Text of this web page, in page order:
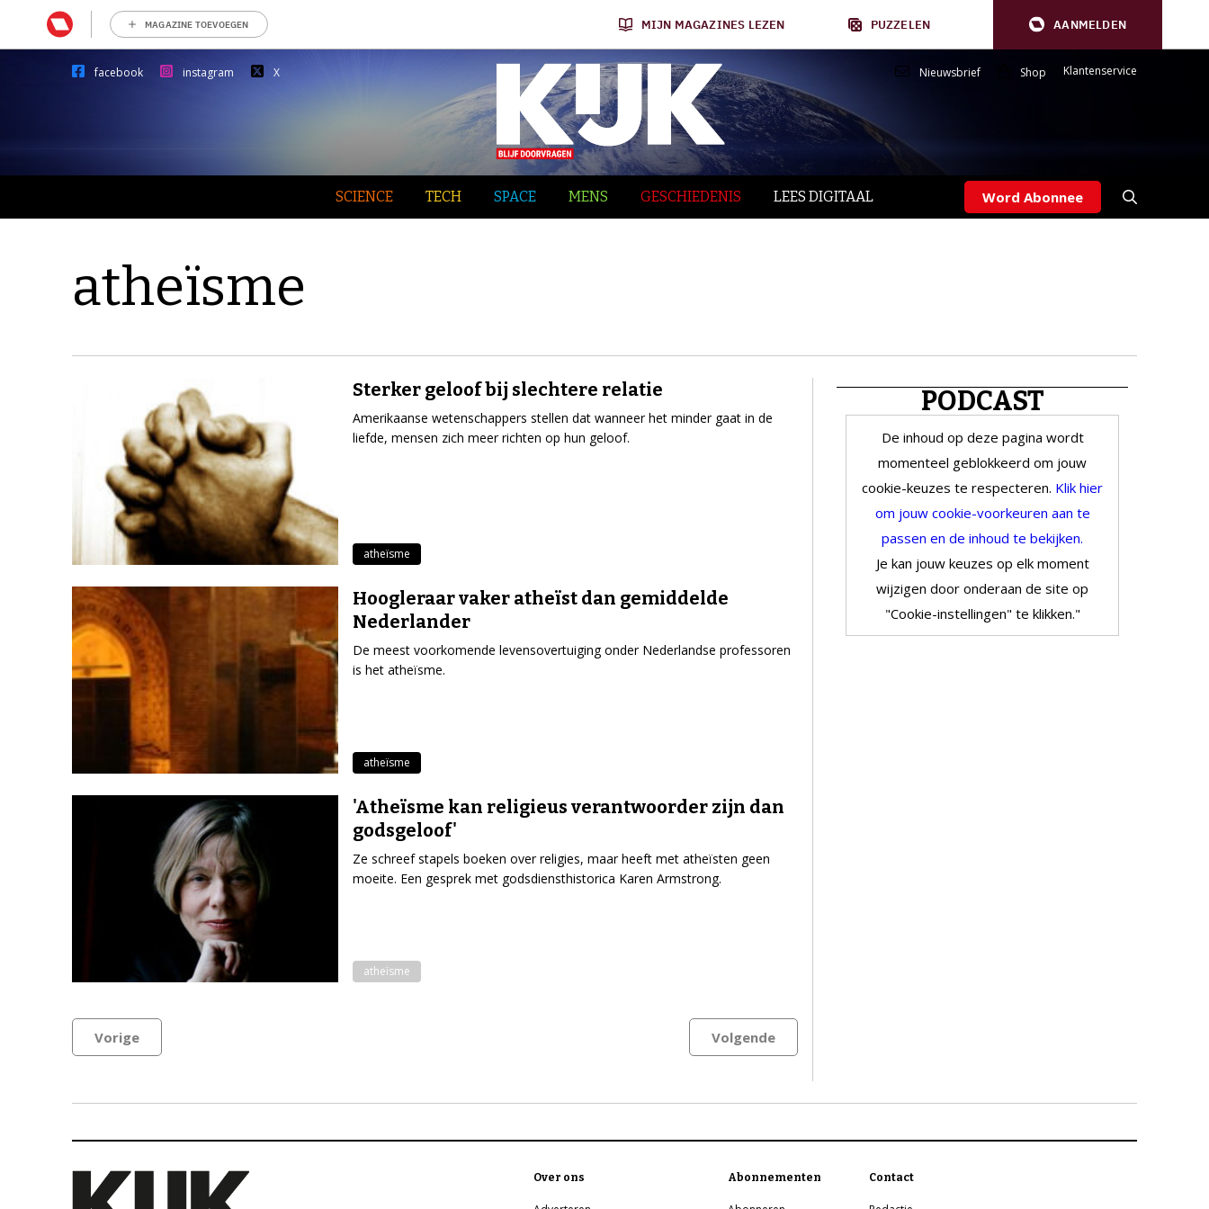
MAGAZINE TOEVOEGEN MIJN MAGAZINES LEZEN PUZZELEN AANMELDEN
facebook instagram X Nieuwsbrief Shop Klantenservice
SCIENCE TECH SPACE MENS GESCHIEDENIS LEES DIGITAAL Word Abonnee
atheïsme
Sterker geloof bij slechtere relatie
Amerikaanse wetenschappers stellen dat wanneer het minder gaat in de
liefde, mensen zich meer richten op hun geloof.
atheïsme
Hoogleraar vaker atheïst dan gemiddelde
Nederlander
De meest voorkomende levensovertuiging onder Nederlandse professoren
is het atheïsme.
atheïsme
'Atheïsme kan religieus verantwoorder zijn dan
godsgeloof'
Ze schreef stapels boeken over religies, maar heeft met atheïsten geen
moeite. Een gesprek met godsdiensthistorica Karen Armstrong.
atheïsme
Vorige Volgende
PODCAST
De inhoud op deze pagina wordt
momenteel geblokkeerd om jouw
cookie-keuzes te respecteren. Klik hier
om jouw cookie-voorkeuren aan te
passen en de inhoud te bekijken.
Je kan jouw keuzes op elk moment
wijzigen door onderaan de site op
"Cookie-instellingen" te klikken."
Over ons Abonnementen Contact